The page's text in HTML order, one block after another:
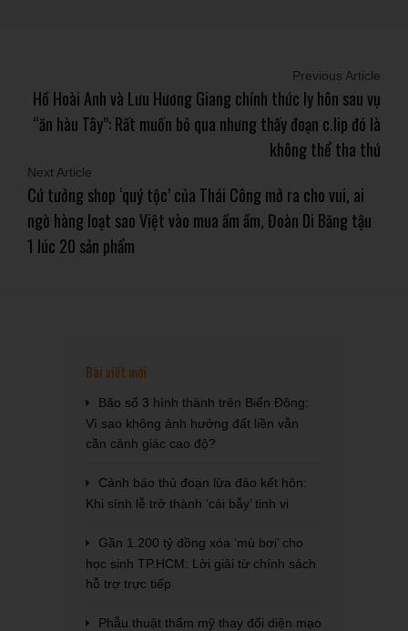
Previous Article
Hồ Hoài Anh và Lưu Hương Giang chính thức ly hôn sau vụ
“ăn hàu Tây”: Rất muốn bỏ qua nhưng thấy đoạn c.lip đó là
không thể tha thứ
Next Article
Cứ tưởng shop ‘quý tộc’ của Thái Công mở ra cho vui, ai
ngờ hàng loạt sao Việt vào mua ầm ầm, Đoàn Di Băng tậu
1 lúc 20 sản phẩm
Bài viết mới
Bão số 3 hình thành trên Biển Đông:
Vì sao không ảnh hưởng đất liền vẫn
cần cảnh giác cao độ?
Cảnh báo thủ đoạn lừa đảo kết hôn:
Khi sính lễ trở thành ‘cái bẫy’ tinh vi
Gần 1.200 tỷ đồng xóa ‘mù bơi’ cho
học sinh TP.HCM: Lời giải từ chính sách
hỗ trợ trực tiếp
Phẫu thuật thẩm mỹ thay đổi diện mạo